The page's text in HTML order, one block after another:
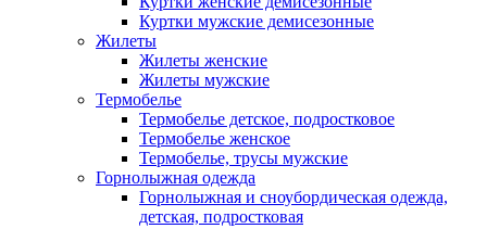
Куртки мужские демисезонные
Жилеты
Жилеты женские
Жилеты мужские
Термобелье
Термобелье детское, подростковое
Термобелье женское
Термобелье, трусы мужские
Горнолыжная одежда
Горнолыжная и сноубордическая одежда,
детская, подростковая